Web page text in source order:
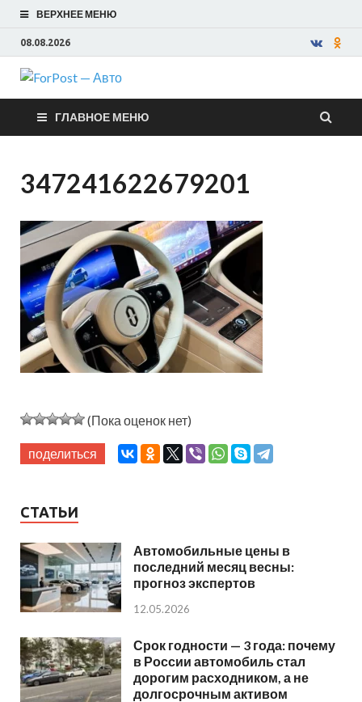
ВЕРХНЕЕ МЕНЮ
08.08.2026
ForPost —
Авто
ГЛАВНОЕ МЕНЮ
347241622679201
(Пока оценок нет)
поделиться
СТАТЬИ
Автомобильные цены в
последний месяц весны:
прогноз экспертов
12.05.2026
Срок годности — 3 года: почему
в России автомобиль стал
дорогим расходником, а не
долгосрочным активом